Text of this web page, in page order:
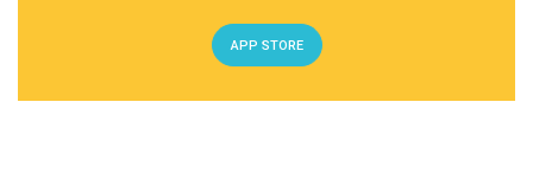
APP STORE